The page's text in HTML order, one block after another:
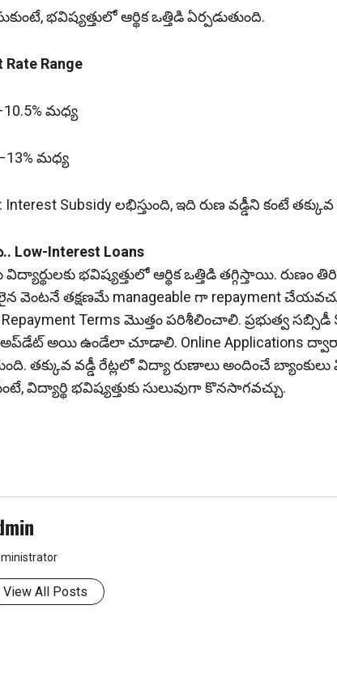
భవిష్యత్తులో ఆర్థిక ఒత్తిడి ఏర్పడుతుంది.
Rate Range
మధ్య
మధ్య
Interest Subsidy లభిస్తుంది, ఇది రుణ వడ్డీని కంటే తక్కువ
Low-Interest Loans
విద్యార్థులకు భవిష్యత్తులో ఆర్థిక ఒత్తిడి తగ్గిస్తాయి. రుణం
తక్షణమే manageable గా repayment
Repayment Terms మొత్తం పరిశీలించాలి. ప్రభుత్వ సబ్సిడీ
అప్‌డేట్‌ అయి ఉండేలా చూడాలి. Online Applications ద్వారా
తక్కువ వడ్డీ రేట్లలో విద్యా రుణాలు అందించే బ్యాంకులు
విద్యార్థి భవిష్యత్తుకు సులువుగా కొనసాగవచ్చు.
View All Posts